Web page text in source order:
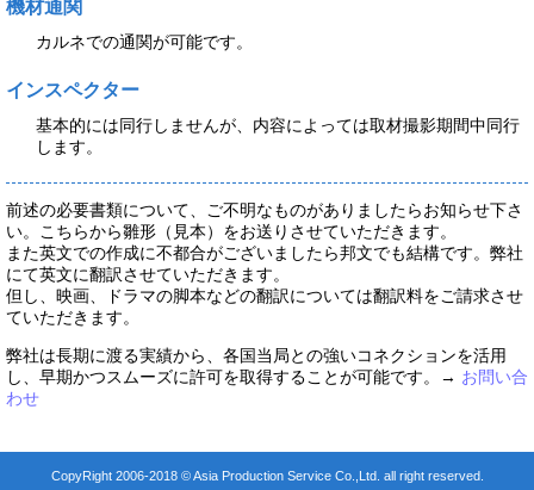
機材通関
カルネでの通関が可能です。
インスペクター
基本的には同行しませんが、内容によっては取材撮影期間中同行
します。
前述の必要書類について、ご不明なものがありましたらお知らせ下さ
い。こちらから雛形（見本）をお送りさせていただきます。
また英文での作成に不都合がございましたら邦文でも結構です。弊社
にて英文に翻訳させていただきます。
但し、映画、ドラマの脚本などの翻訳については翻訳料をご請求させ
ていただきます。
弊社は長期に渡る実績から、各国当局との強いコネクションを活用
し、早期かつスムーズに許可を取得することが可能です。→ お問い合
わせ
CopyRight 2006-2018 © Asia Production Service Co.,Ltd. all right reserved.